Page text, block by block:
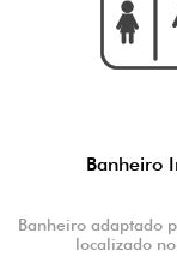
Jogos nas
e outros